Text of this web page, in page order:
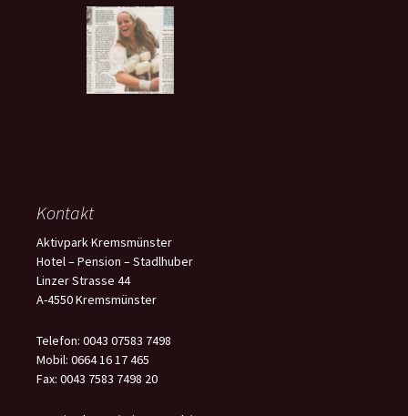
Kontakt
Aktivpark Kremsmünster
Hotel – Pension – Stadlhuber
Linzer Strasse 44
A-4550 Kremsmünster
Telefon: 0043 07583 7498
Mobil: 0664 16 17 465
Fax: 0043 7583 7498 20